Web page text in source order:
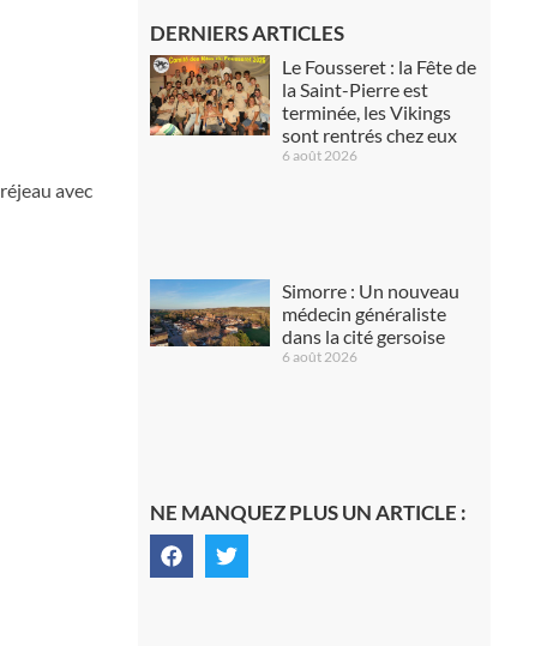
avec
DERNIERS ARTICLES
Le Fousseret : la Fête de
la Saint-Pierre est
terminée, les Vikings
sont rentrés chez eux
6 août 2026
Simorre : Un nouveau
médecin généraliste
dans la cité gersoise
6 août 2026
NE MANQUEZ PLUS UN ARTICLE :